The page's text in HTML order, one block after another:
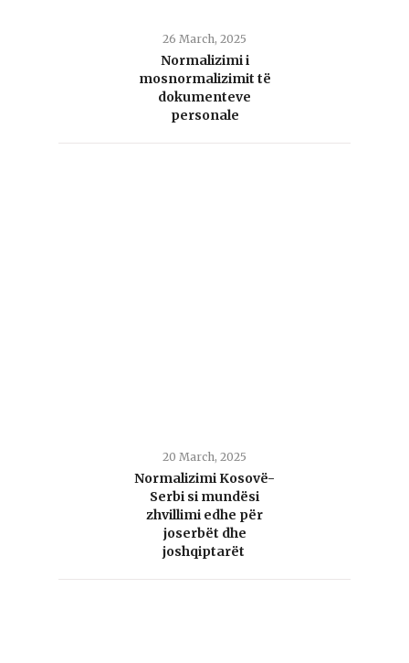
26 March, 2025
Normalizimi i
mosnormalizimit të
dokumenteve
personale
20 March, 2025
Normalizimi Kosovë-
Serbi si mundësi
zhvillimi edhe për
joserbët dhe
joshqiptarët